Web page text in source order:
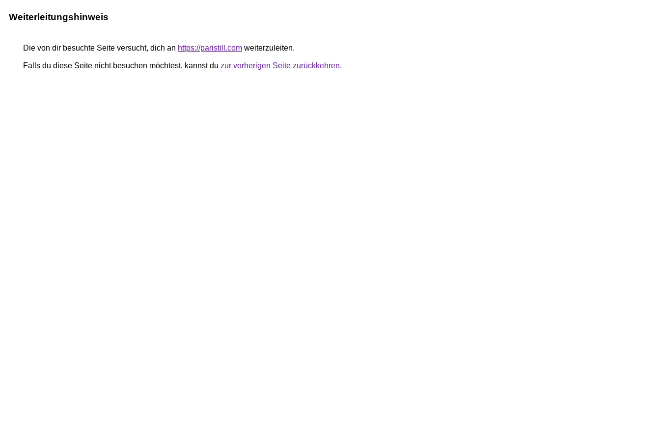
Weiterleitungshinweis
Die von dir besuchte Seite versucht, dich an https://paristill.com weiterzuleiten.
Falls du diese Seite nicht besuchen möchtest, kannst du zur vorherigen Seite zurückkehren.